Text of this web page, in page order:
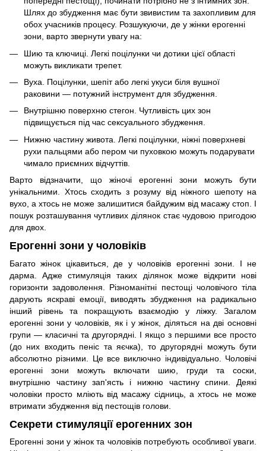
Шлях до збудження має бути звивистим та захопливим для
обох учасників процесу. Розшукуючи, де у жінки ерогенні
зони, варто звернути увагу на:
Шию та ключиці. Легкі поцілунки чи дотики цієї області
можуть викликати трепет.
Вуха. Поцілунки, шепіт або легкі укуси біля вушної
раковини — потужний інструмент для збудження.
Внутрішню поверхню стегон. Чутливість цих зон
підвищується під час сексуального збудження.
Нижню частину живота. Легкі поцілунки, ніжні поверхневі
рухи пальцями або пером чи пуховкою можуть подарувати
чимало приємних відчуттів.
Варто відзначити, що жіночі ерогенні зони можуть бути
унікальними. Хтось сходить з розуму від ніжного шепоту на
вухо, а хтось не може залишитися байдужим від масажу стоп. І
пошук розташування чутливих ділянок стає чудовою пригодою
для двох.
Ерогенні зони у чоловіків
Багато жінок цікавиться, де у чоловіків ерогенні зони. І не
дарма. Адже стимуляція таких ділянок може відкрити нові
горизонти задоволення. Різноманітні пестощі чоловічого тіла
дарують яскраві емоції, виводять збудження на радикально
інший рівень та покращують взаємодію у ліжку. Загалом
ерогенні зони у чоловіків, як і у жінок, діляться на дві основні
групи — класичні та другорядні. І якщо з першими все просто
(до них входить пеніс та яєчка), то другорядні можуть бути
абсолютно різними. Це все виключно індивідуально. Чоловічі
ерогенні зони можуть включати шию, груди та соски,
внутрішню частину зап'ясть і нижню частину спини. Деякі
чоловіки просто мліють від масажу сідниць, а хтось не може
втримати збудження від пестощів голови.
Секрети стимуляції ерогенних зон
Ерогенні зони у жінок та чоловіків потребують особливої уваги.